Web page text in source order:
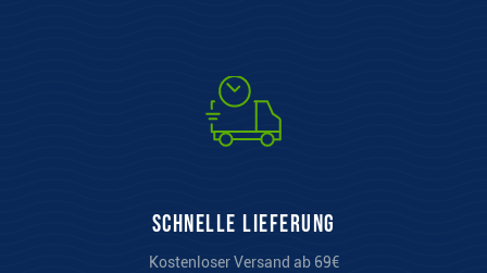
Schnelle Lieferung
Kostenloser Versand ab 69€